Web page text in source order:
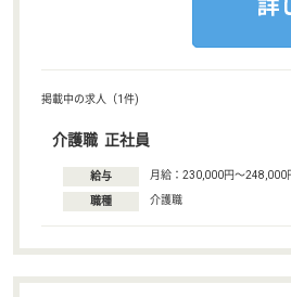
掲載中の求人（1件)
介護職 正社員
給与 月給：230,000円〜248,000
職種 介護職